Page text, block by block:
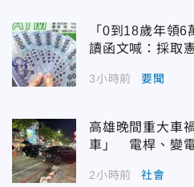
「0到18歲年領
讀函文喊：採取
3小時前 要聞
高雄晚間重大車
車」 電桿、變
2小時前 社會